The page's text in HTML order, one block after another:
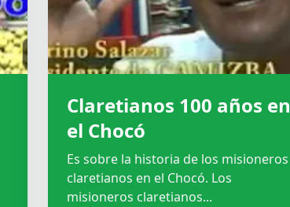
Claretianos 100 años en
el Chocó
Es sobre la historia de los misioneros
claretianos en el Chocó. Los
misioneros claretianos...